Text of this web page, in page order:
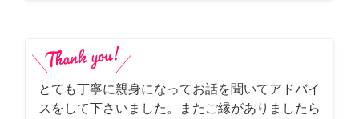
とても丁寧に親身になってお話を聞いてアドバイ
スをして下さいました。またご縁がありましたら